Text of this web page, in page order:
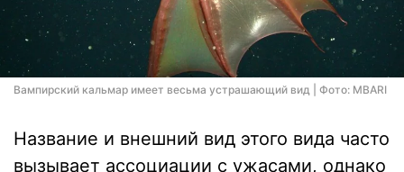
Вампирский кальмар имеет весьма устрашающий вид | Фото: MBARI
Название и внешний вид этого вида часто
вызывает ассоциации с ужасами, однако